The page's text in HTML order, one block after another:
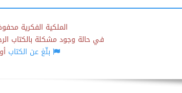
الملكية الفكرية
في حالة وجود مشكلة بالكتاب
بلّغ عن الكتاب